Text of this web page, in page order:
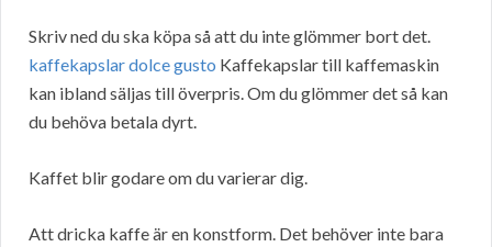
Skriv ned du ska köpa så att du inte glömmer bort det.
kaffekapslar dolce gusto Kaffekapslar till kaffemaskin
kan ibland säljas till överpris. Om du glömmer det så kan
du behöva betala dyrt.
Kaffet blir godare om du varierar dig.
Att dricka kaffe är en konstform. Det behöver inte bara